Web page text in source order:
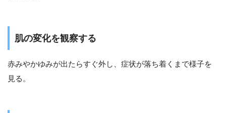
肌の変化を観察する
赤みやかゆみが出たらすぐ外し、症状が落ち着くまで様子を
見る。